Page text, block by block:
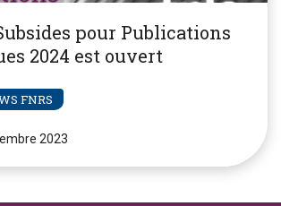
pour Publications
2024 est ouvert
FNRS
2023